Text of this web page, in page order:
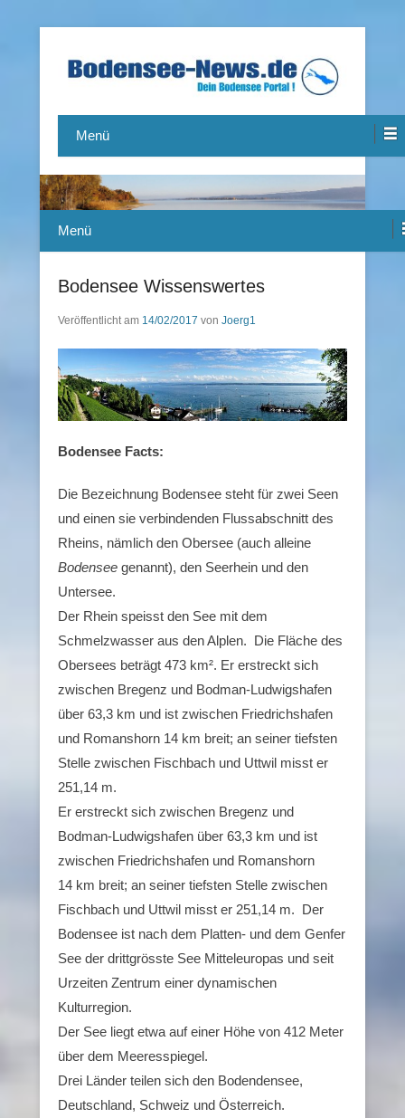
Bodensee-News.de
Menü
Menü
Bodensee Wissenswertes
Veröffentlicht am 14/02/2017 von Joerg1
Bodensee Facts:
Die Bezeichnung Bodensee steht für zwei Seen
und einen sie verbindenden Flussabschnitt des
Rheins, nämlich den Obersee (auch alleine
Bodensee genannt), den Seerhein und den
Untersee.
Der Rhein speisst den See mit dem
Schmelzwasser aus den Alplen. Die Fläche des
Obersees beträgt 473 km². Er erstreckt sich
zwischen Bregenz und Bodman-Ludwigshafen
über 63,3 km und ist zwischen Friedrichshafen
und Romanshorn 14 km breit; an seiner tiefsten
Stelle zwischen Fischbach und Uttwil misst er
251,14 m.
Er erstreckt sich zwischen Bregenz und
Bodman-Ludwigshafen über 63,3 km und ist
zwischen Friedrichshafen und Romanshorn
14 km breit; an seiner tiefsten Stelle zwischen
Fischbach und Uttwil misst er 251,14 m. Der
Bodensee ist nach dem Platten- und dem Genfer
See der drittgrösste See Mitteleuropas und seit
Urzeiten Zentrum einer dynamischen
Kulturregion.
Der See liegt etwa auf einer Höhe von 412 Meter
über dem Meeresspiegel.
Drei Länder teilen sich den Bodendensee,
Deutschland, Schweiz und Österreich.